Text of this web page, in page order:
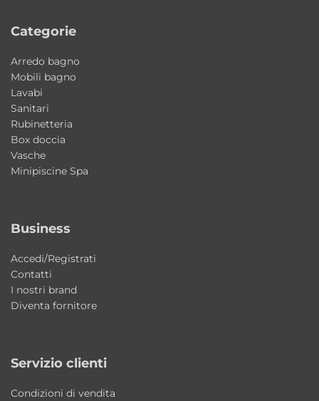
Categorie
Arredo bagno
Mobili bagno
Lavabi
Sanitari
Rubinetteria
Box doccia
Vasche
Minipiscine Spa
Business
Accedi/Registrati
Contatti
I nostri brand
Diventa fornitore
Servizio clienti
Condizioni di vendita